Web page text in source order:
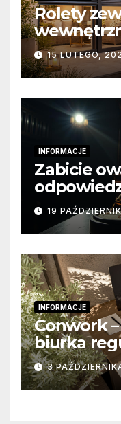
Rolety
różnice
15 LUTEGO,
INFORMACJE
Zabicie
wygląda
19
INFORMACJE
Conwork
biurka
3